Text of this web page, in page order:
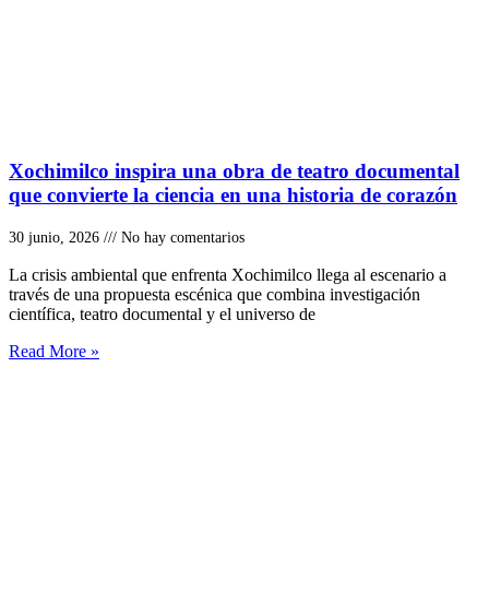
Xochimilco inspira una obra de teatro documental
que convierte la ciencia en una historia de corazón
30 junio, 2026 No hay comentarios
La crisis ambiental que enfrenta Xochimilco llega al escenario a
través de una propuesta escénica que combina investigación
científica, teatro documental y el universo de
Read More »